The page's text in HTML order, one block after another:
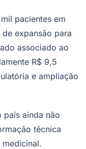
pacientes em
expansão para
associado ao
R$ 9,5
e ampliação
país ainda não
técnica